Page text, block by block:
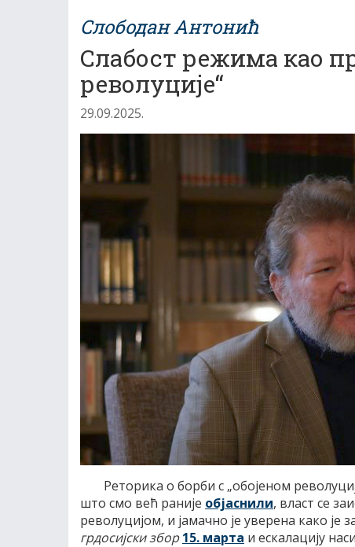
Слободан Антонић
Слабост режима као
револуције“
29.09.2025.
Реторика о борби с „обојеном
што смо већ раније објаснили, власт се
револуцијом, и јамачно је уверена како
грдосијски збор 15. марта и ескалацију